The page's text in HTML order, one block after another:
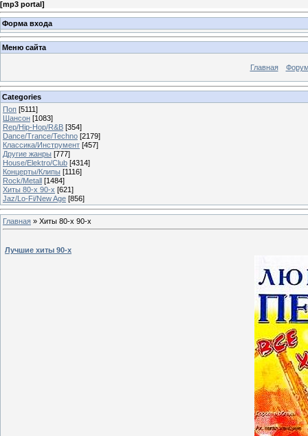
[mp3 portal]
Форма входа
Меню сайта
Главная
Categories
Поп [5111]
Шансон [1083]
Rep/Hip-Hop/R&B [354]
Dance/Trance/Techno [2179]
Классика/Инструмент [457]
Другие жанры [777]
House/Elektro/Club [4314]
Концерты/Клипы [1116]
Rock/Metall [1484]
Хиты 80-х 90-х [621]
Jaz/Lo-Fi/New Age [856]
Главная » Хиты 80-х 90-х
Лучшие хиты 90-х